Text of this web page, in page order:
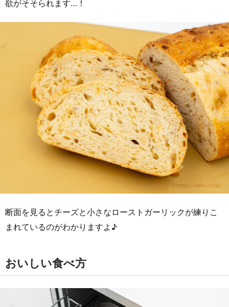
欲がそそられます…！
断面を見るとチーズと小さなローストガーリックが練りこ
まれているのがわかりますよ♪
おいしい食べ方